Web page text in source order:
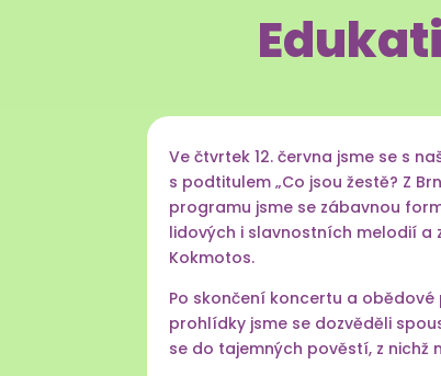
Ve čtvrtek 12. června jsme se s
s podtitulem „Co jsou žestě? Z
programu jsme se zábavnou
lidových i slavnostních melodií a
Kokmotos.
Po skončení koncertu a
prohlídky jsme se dozvěděli
se do tajemných pověstí, z nichž